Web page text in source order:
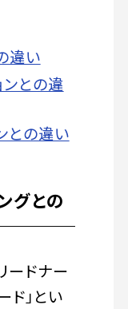
違い
ンとの違
との違い
グとの
ードナー
ド」とい